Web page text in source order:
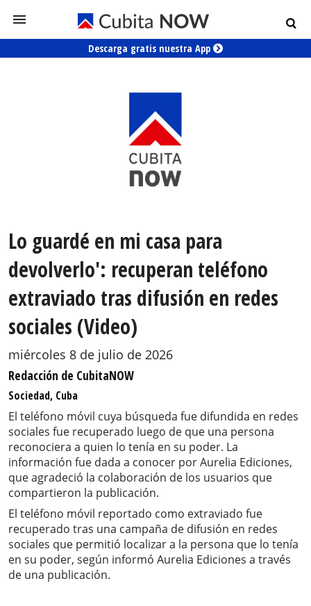
Descarga gratis nuestra App
Lo guardé en mi casa para
devolverlo': recuperan teléfono
extraviado tras difusión en redes
sociales (Video)
miércoles 8 de julio de 2026
Redacción de CubitaNOW
Sociedad, Cuba
El teléfono móvil cuya búsqueda fue difundida en redes
sociales fue recuperado luego de que una persona
reconociera a quien lo tenía en su poder. La
información fue dada a conocer por Aurelia Ediciones,
que agradeció la colaboración de los usuarios que
compartieron la publicación.
El teléfono móvil reportado como extraviado fue
recuperado tras una campaña de difusión en redes
sociales que permitió localizar a la persona que lo tenía
en su poder, según informó Aurelia Ediciones a través
de una publicación.